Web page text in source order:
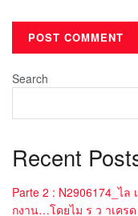
Search
Recent
Parte 2 : N2906174_ไล
กงาน…โดยไม ร ว าเคร